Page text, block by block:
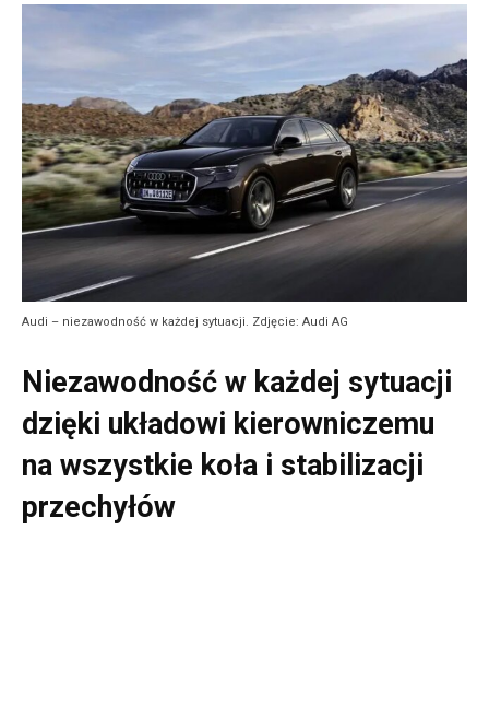
Audi – niezawodność w każdej sytuacji. Zdjęcie: Audi AG
Niezawodność w każdej sytuacji
dzięki układowi kierowniczemu
na wszystkie koła i stabilizacji
przechyłów